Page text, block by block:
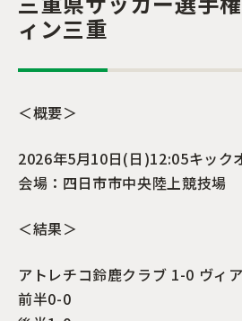
ィン三重
＜概要＞
2026年5月10日(日)12:05キック
会場：四日市市中央陸上競技場
＜結果＞
アトレチコ鈴鹿クラブ 1-0 ヴィ
前半0-0